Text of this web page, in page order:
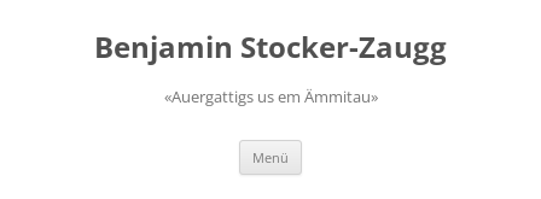
springenBenjamin Stocker-Zaugg
«Auergattigs us em Ämmitau»
Menü